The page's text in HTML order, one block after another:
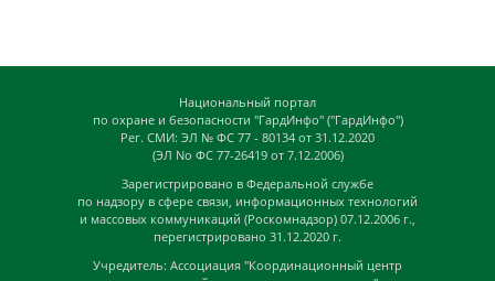
Национальный портал
по охране и безопасности "ГардИнфо" ("ГардИнфо")
Рег. СМИ: ЭЛ № ФС 77 - 80134 от 31.12.2020
(ЭЛ No ФС 77-26419 от 7.12.2006)
Зарегистрировано в Федеральной службе
по надзору в сфере связи, информационных технологий
и массовых коммуникаций (Роскомнадзор) 07.12.2006 г.,
перегистрировано 31.12.2020 г.
Учредитель: Ассоциация "Координационный центр